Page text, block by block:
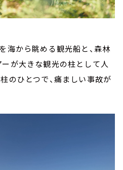
海から眺める観光船と、森林
が大きな観光の柱として人
のひとつで、痛ましい事故が